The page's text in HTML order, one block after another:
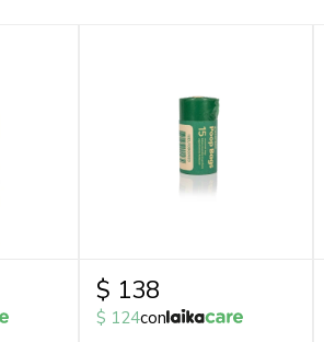
$ 138
$ 124con